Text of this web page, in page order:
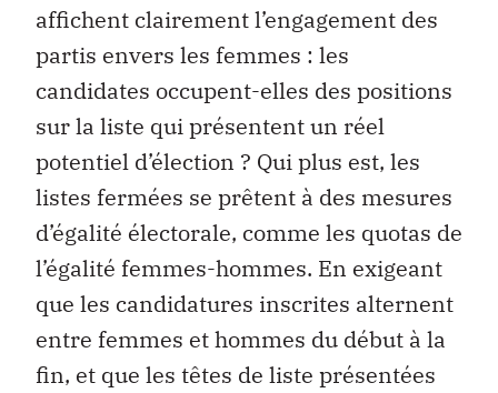
affichent clairement l’engagement des
partis envers les femmes : les
candidates occupent-elles des positions
sur la liste qui présentent un réel
potentiel d’élection ? Qui plus est, les
listes fermées se prêtent à des mesures
d’égalité électorale, comme les quotas de
l’égalité femmes-hommes. En exigeant
que les candidatures inscrites alternent
entre femmes et hommes du début à la
fin, et que les têtes de liste présentées